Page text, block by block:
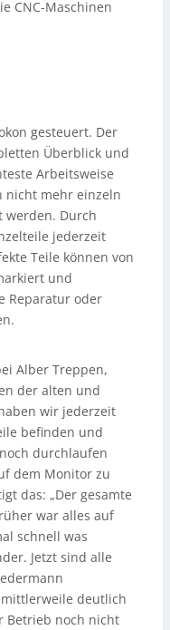
CNC-Maschinen
gesteuert. Der
Überblick und
Arbeitsweise
nicht mehr einzeln
Durch
jederzeit
Teile können von
und
Reparatur oder
Alber Treppen,
der alten und
wir jederzeit
befinden und
durchlaufen
dem Monitor zu
das: „Der gesamte
war alles auf
schnell was
Jetzt sind alle
deutlich
Betrieb noch nicht